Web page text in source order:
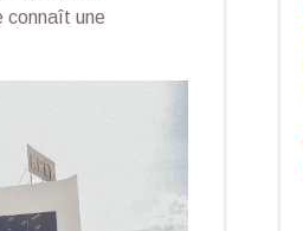
connaît une